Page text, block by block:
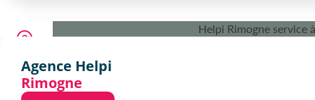
Agence Helpi
Rimogne